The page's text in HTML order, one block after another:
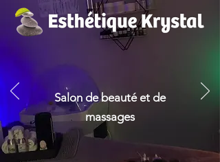
Salon de beauté et de
massages